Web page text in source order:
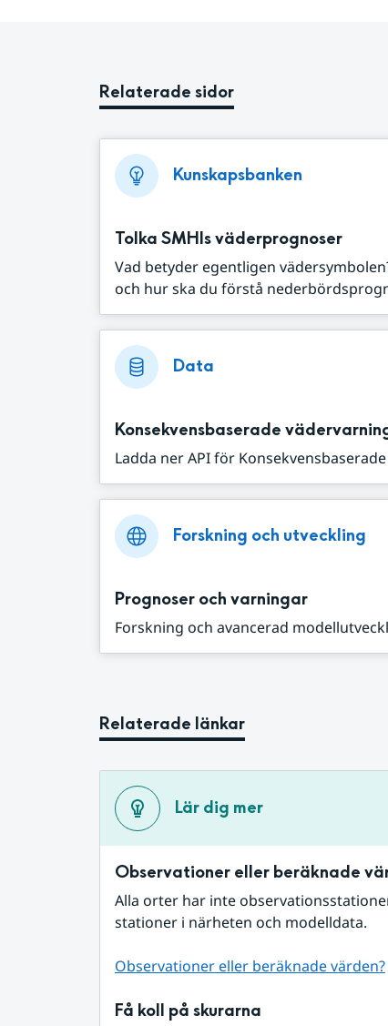
Relaterade sidor
Kunskapsbanken
Tolka SMHIs väderprognoser
Vad betyder egentligen
och hur ska du förstå
Data
Konsekvensbaserade
Ladda ner API för
Forskning och utveckling
Prognoser och varningar
Forskning och avancerad
Relaterade länkar
Lär dig mer
Observationer eller beräknade
Alla orter har inte
stationer i närheten och modelldata.
Observationer eller beräknade värden?
Få koll på skurarna